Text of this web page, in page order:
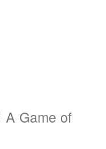
A Game of